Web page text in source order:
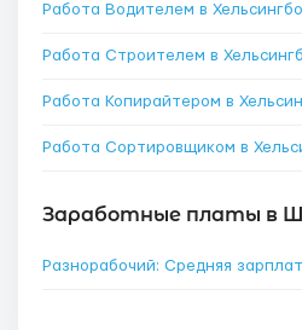
Работа Водителем в
Работа Строителем в
Работа Копирайтером в
Работа Сортировщиком в
Заработные платы в
Разнорабочий: Средняя